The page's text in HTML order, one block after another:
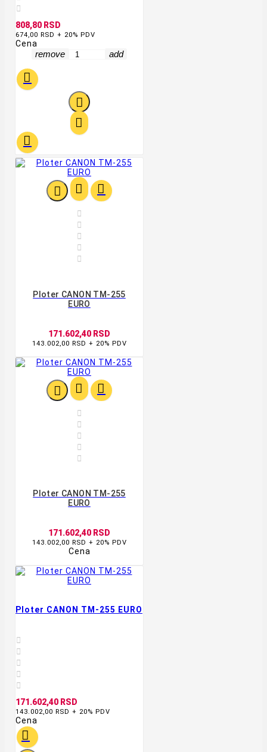

808,80 RSD
674,00 RSD + 20% PDV
Cena
remove add




  





Ploter CANON TM-255
EURO
171.602,40 RSD
143.002,00 RSD + 20% PDV
  





Ploter CANON TM-255
EURO
171.602,40 RSD
143.002,00 RSD + 20% PDV
Cena
Ploter CANON TM-255 EURO





171.602,40 RSD
143.002,00 RSD + 20% PDV
Cena
